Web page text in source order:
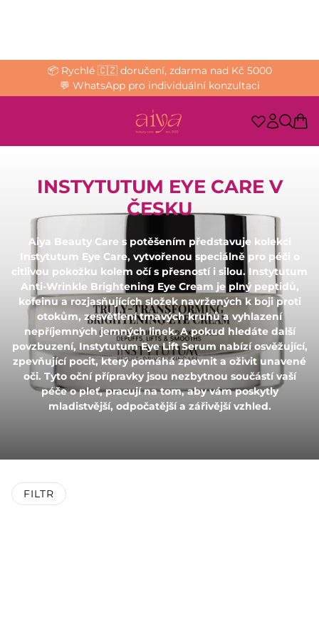
📦 Rychlé 🇨🇿 doručení, zdarma nad Kč 5000
💬 WhatsApp pro individuální konzultaci
INSTYTUTUM EYE CARE V
ČESKU
Aiya Beauty Care s potěšením představuje kolekci
Instytutum Eye Care, vytvořenou speciálně pro péči o
citlivou pokožku kolem očí s přesností i silou. Instytutum
Anti-Wrinkle Brightening Eye Cream je plný peptidů,
kofeinu a rozjasňujících složek navržených k boji proti
otokům, zesvětlení tmavých kruhů a vyhlazení
nepříjemných jemných linek. A pokud hledáte další
povzbuzení, Instytutum Eye Lift Serum nabízí osvěžující,
zpevňující pocit, který pomáhá zpevnit a oživit unavené
oči. Tyto oční přípravky jsou nezbytnou součástí vaší
péče o pleť, pracují na tom, aby vám poskytly
mladistvější, odpočatější a zářivější vzhled.
FILTR